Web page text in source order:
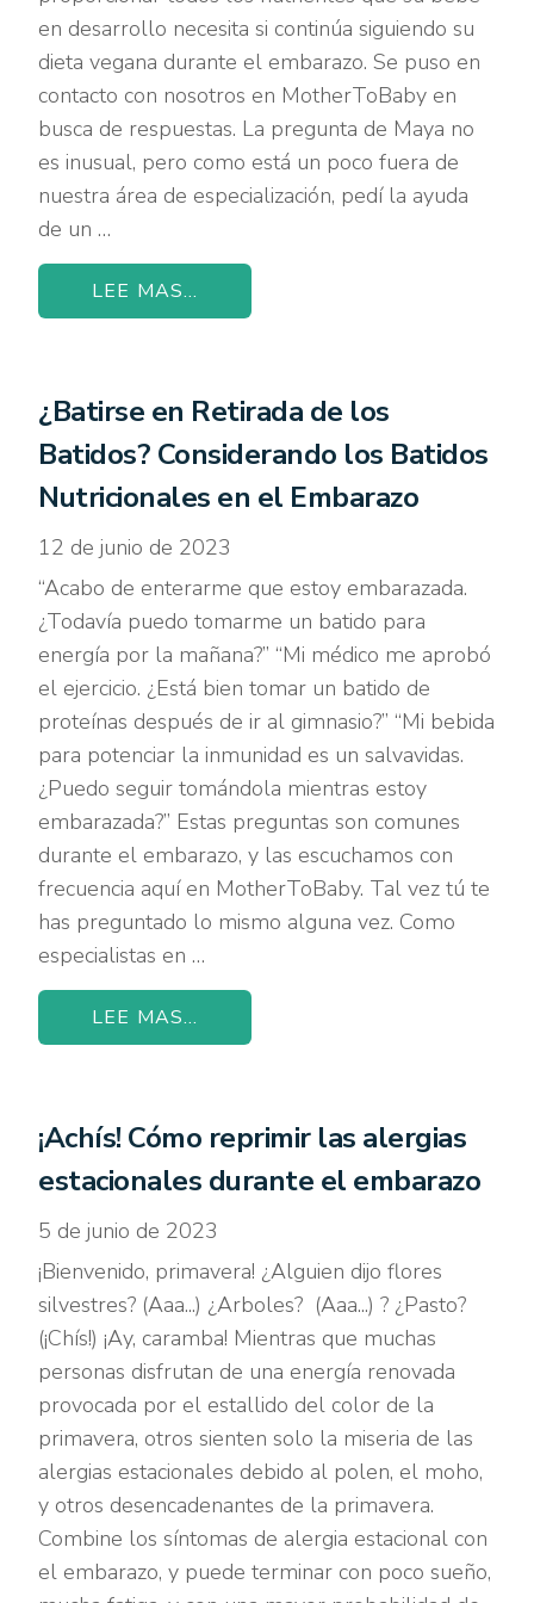
en desarrollo necesita si continúa siguiendo su
dieta vegana durante el embarazo. Se puso en
contacto con nosotros en MotherToBaby en
busca de respuestas. La pregunta de Maya no
es inusual, pero como está un poco fuera de
nuestra área de especialización, pedí la ayuda
de un …
LEE MAS...
¿Batirse en Retirada de los
Batidos? Considerando los Batidos
Nutricionales en el Embarazo
12 de junio de 2023
“Acabo de enterarme que estoy embarazada.
¿Todavía puedo tomarme un batido para
energía por la mañana?” “Mi médico me aprobó
el ejercicio. ¿Está bien tomar un batido de
proteínas después de ir al gimnasio?” “Mi bebida
para potenciar la inmunidad es un salvavidas.
¿Puedo seguir tomándola mientras estoy
embarazada?” Estas preguntas son comunes
durante el embarazo, y las escuchamos con
frecuencia aquí en MotherToBaby. Tal vez tú te
has preguntado lo mismo alguna vez. Como
especialistas en …
LEE MAS...
¡Achís! Cómo reprimir las alergias
estacionales durante el embarazo
5 de junio de 2023
¡Bienvenido, primavera! ¿Alguien dijo flores
silvestres? (Aaa...) ¿Arboles? (Aaa...) ? ¿Pasto?
(¡Chís!) ¡Ay, caramba! Mientras que muchas
personas disfrutan de una energía renovada
provocada por el estallido del color de la
primavera, otros sienten solo la miseria de las
alergias estacionales debido al polen, el moho,
y otros desencadenantes de la primavera.
Combine los síntomas de alergia estacional con
el embarazo, y puede terminar con poco sueño,